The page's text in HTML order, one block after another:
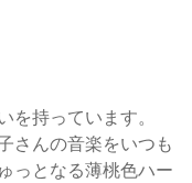
を持っています。
さんの音楽をいつも
っとなる薄桃色ハー